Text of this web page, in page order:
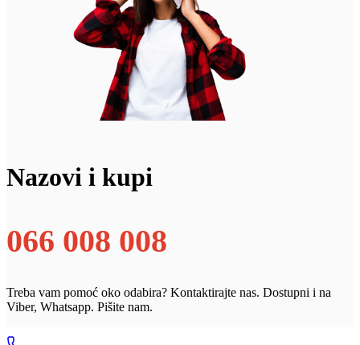
Nazovi i kupi
066 008 008
Treba vam pomoć oko odabira? Kontaktirajte nas. Dostupni i na
Viber, Whatsapp. Pišite nam.